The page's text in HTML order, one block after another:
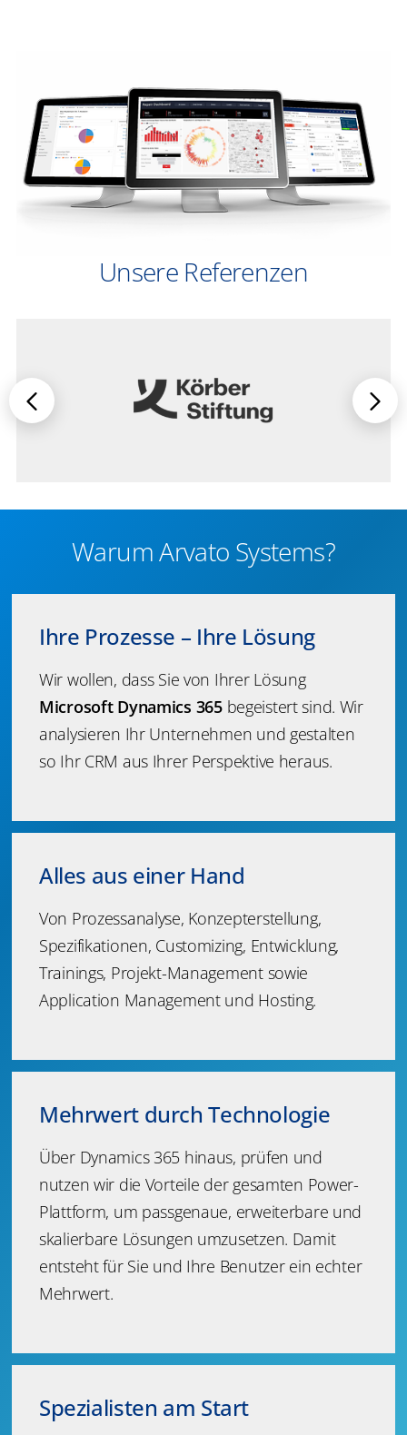
Unsere Referenzen
Warum Arvato Systems?
Ihre Prozesse – Ihre Lösung
Wir wollen, dass Sie von Ihrer Lösung
Microsoft Dynamics 365 begeistert sind. Wir
analysieren Ihr Unternehmen und gestalten
so Ihr CRM aus Ihrer Perspektive heraus.
Alles aus einer Hand
Von Prozessanalyse, Konzepterstellung,
Spezifikationen, Customizing, Entwicklung,
Trainings, Projekt-Management sowie
Application Management und Hosting.
Mehrwert durch Technologie
Über Dynamics 365 hinaus, prüfen und
nutzen wir die Vorteile der gesamten Power-
Plattform, um passgenaue, erweiterbare und
skalierbare Lösungen umzusetzen. Damit
entsteht für Sie und Ihre Benutzer ein echter
Mehrwert.
Spezialisten am Start